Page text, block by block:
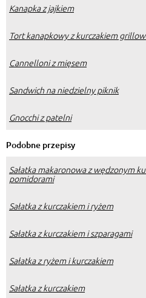
Kanapka z jajkiem
Tort kanapkowy z kurczakiem
Cannelloni z mięsem
Sandwich na niedzielny piknik
Gnocchi z patelni
Podobne przepisy
Sałatka makaronowa z wędzonym
pomidorami
Sałatka z kurczakiem i ryżem
Sałatka z kurczakiem i szparagami
Sałatka z ryżem i kurczakiem
Sałatka z kurczakiem